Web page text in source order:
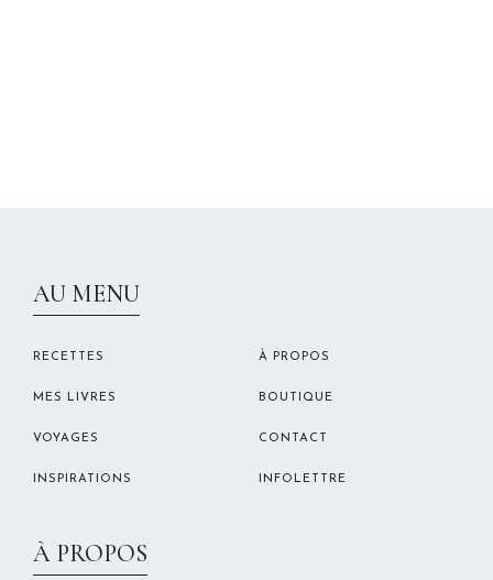
AU MENU
RECETTES
MES LIVRES
VOYAGES
INSPIRATIONS
À PROPOS
BOUTIQUE
CONTACT
INFOLETTRE
À PROPOS